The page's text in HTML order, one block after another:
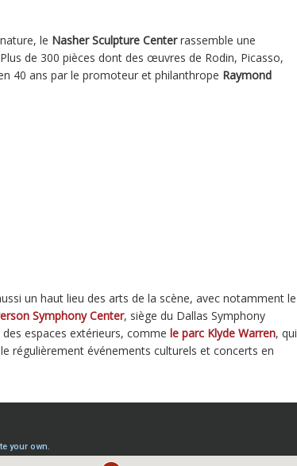
le Nasher Sculpture Centerrassemble une
de 300 pièces dont des œuvres de Rodin, Picasso,
40 ans par le promoteur et philanthrope Raymond
un haut lieu des arts de la scène, avec notamment le
Symphony Center, siège du Dallas Symphony
espaces extérieurs, comme le parc Klyde Warren, qui
régulièrement événements culturels et concerts en